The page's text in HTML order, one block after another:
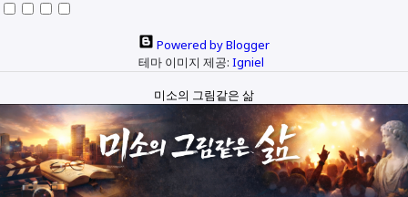
Powered by Blogger
테마 이미지 제공:Igniel
미소의 그림같은 삶